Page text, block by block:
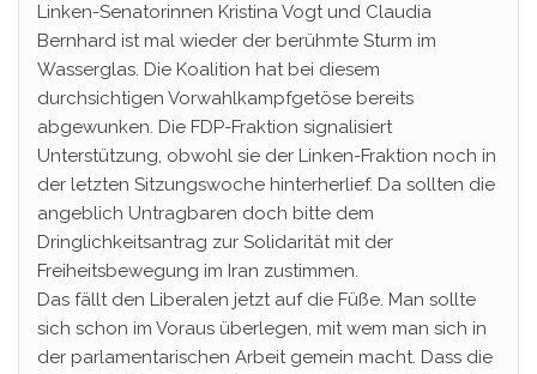
Linken-Senatorinnen Kristina Vogt und Claudia
Bernhard ist mal wieder der berühmte Sturm im
Wasserglas. Die Koalition hat bei diesem
durchsichtigen Vorwahlkampfgetöse bereits
abgewunken. Die FDP-Fraktion signalisiert
Unterstützung, obwohl sie der Linken-Fraktion noch in
der letzten Sitzungswoche hinterherlief. Da sollten die
angeblich Untragbaren doch bitte dem
Dringlichkeitsantrag zur Solidarität mit der
Freiheitsbewegung im Iran zustimmen.
Das fällt den Liberalen jetzt auf die Füße. Man sollte
sich schon im Voraus überlegen, mit wem man sich in
der parlamentarischen Arbeit gemein macht. Dass die